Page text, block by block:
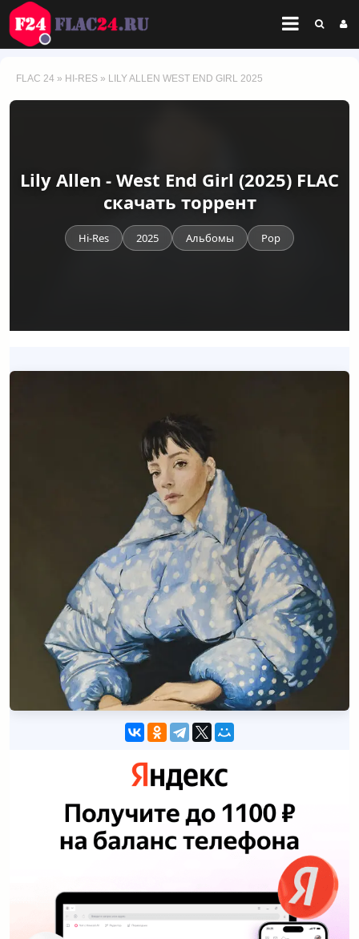
FLAC 24 » HI-RES » LILY ALLEN WEST END GIRL 2025
Lily Allen - West End Girl (2025) FLAC
скачать торрент
Hi-Res 2025 Альбомы Pop